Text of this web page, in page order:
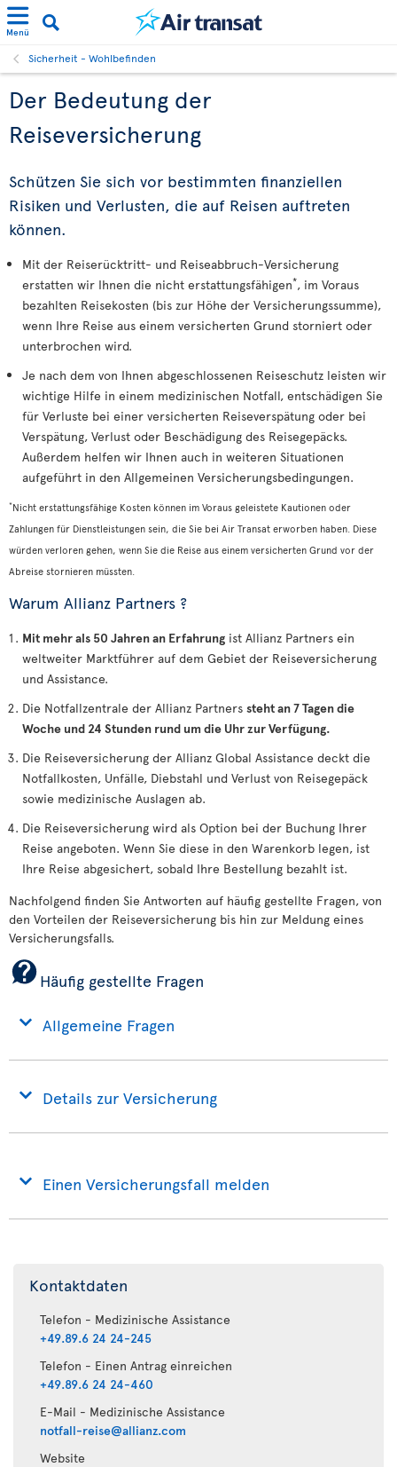
Menü
Sicherheit - Wohlbefinden
Der Bedeutung der
Reiseversicherung
Schützen Sie sich vor bestimmten finanziellen
Risiken und Verlusten, die auf Reisen auftreten
können.
Mit der Reiserücktritt- und Reiseabbruch-Versicherung
erstatten wir Ihnen die nicht erstattungsfähigen*, im Voraus
bezahlten Reisekosten (bis zur Höhe der Versicherungssumme),
wenn Ihre Reise aus einem versicherten Grund storniert oder
unterbrochen wird.
Je nach dem von Ihnen abgeschlossenen Reiseschutz leisten wir
wichtige Hilfe in einem medizinischen Notfall, entschädigen Sie
für Verluste bei einer versicherten Reiseverspätung oder bei
Verspätung, Verlust oder Beschädigung des Reisegepäcks.
Außerdem helfen wir Ihnen auch in weiteren Situationen
aufgeführt in den Allgemeinen Versicherungsbedingungen.
*Nicht erstattungsfähige Kosten können im Voraus geleistete Kautionen oder
Zahlungen für Dienstleistungen sein, die Sie bei Air Transat erworben haben. Diese
würden verloren gehen, wenn Sie die Reise aus einem versicherten Grund vor der
Abreise stornieren müssten.
Warum Allianz Partners ?
Mit mehr als 50 Jahren an Erfahrung ist Allianz Partners ein
weltweiter Marktführer auf dem Gebiet der Reiseversicherung
und Assistance.
Die Notfallzentrale der Allianz Partners steht an 7 Tagen die
Woche und 24 Stunden rund um die Uhr zur Verfügung.
Die Reiseversicherung der Allianz Global Assistance deckt die
Notfallkosten, Unfälle, Diebstahl und Verlust von Reisegepäck
sowie medizinische Auslagen ab.
Die Reiseversicherung wird als Option bei der Buchung Ihrer
Reise angeboten. Wenn Sie diese in den Warenkorb legen, ist
Ihre Reise abgesichert, sobald Ihre Bestellung bezahlt ist.
Nachfolgend finden Sie Antworten auf häufig gestellte Fragen, von
den Vorteilen der Reiseversicherung bis hin zur Meldung eines
Versicherungsfalls.
Häufig gestellte Fragen
Allgemeine Fragen
Details zur Versicherung
Einen Versicherungsfall melden
Kontaktdaten
Telefon - Medizinische Assistance
+49.89.6 24 24-245
Telefon - Einen Antrag einreichen
+49.89.6 24 24-460
E-Mail - Medizinische Assistance
notfall-reise@allianz.com
Website